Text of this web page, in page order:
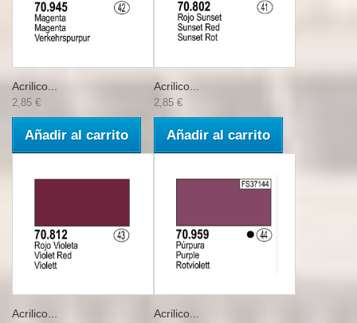
Acrilico...
2,85 €
Añadir al carrito
Acrilico...
2,85 €
Añadir al carrito
Acrilico... Acrilico...